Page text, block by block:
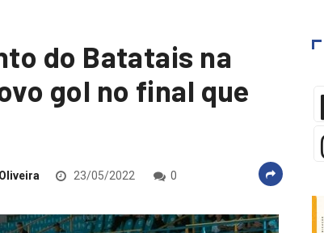
do Batatais na
gol no final que
23/05/2022 0